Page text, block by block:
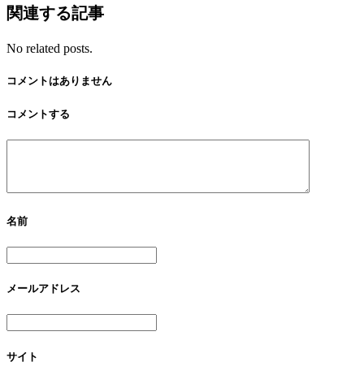
関連する記事
No related posts.
コメントはありません
コメントする
名前
メールアドレス
サイト